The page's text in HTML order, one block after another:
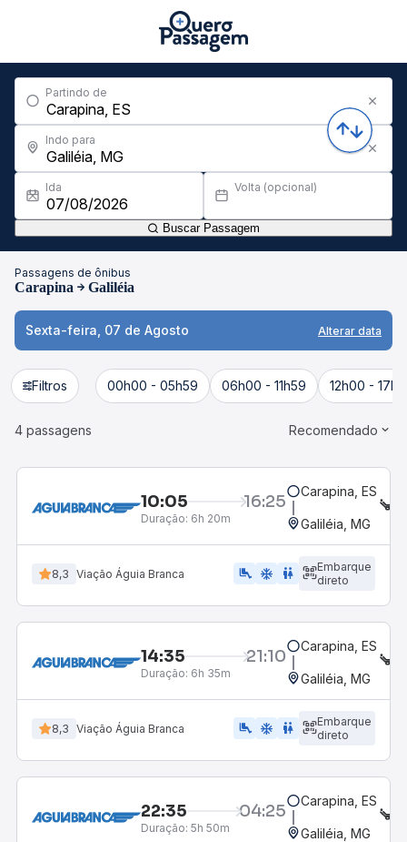
Partindo de
Indo para
Ida Volta (opcional)
Buscar Passagem
Passagens de ônibus
Carapina Galiléia
Sexta-feira, 07 de Agosto Alterar data
Filtros 00h00 - 05h59 06h00 - 11h59 12h00 -
4 passagens Recomendado
10:05 16:25
Duração: 6h 20m
Carapina, ES
Galiléia, MG
8,3 Viação Águia Branca airline_seat_legroom_extra ac_unit WC
Embarque
direto
14:35 21:10
Duração: 6h 35m
Carapina, ES
Galiléia, MG
8,3 Viação Águia Branca airline_seat_legroom_extra ac_unit WC
Embarque
direto
22:35 04:25
Duração: 5h 50m
Carapina, ES
Galiléia, MG